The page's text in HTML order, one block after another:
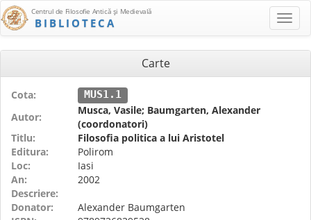
Centrul de Filosofie Antică şi Medievală
BIBLIOTECA
Carte
Cota: MUS1.1
Autor:
Musca, Vasile; Baumgarten, Alexander
(coordonatori)
Titlu:
Filosofia politica a lui Aristotel
Editura:
Polirom
Loc:
Iasi
An:
2002
Descriere:
Donator:
Alexander Baumgarten